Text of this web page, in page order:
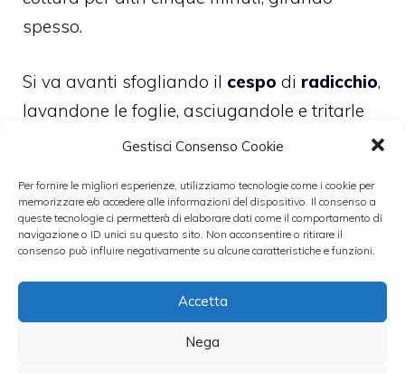
Gestisci Consenso Cookie
Per fornire le migliori esperienze, utilizziamo tecnologie come i cookie per
memorizzare e/o accedere alle informazioni del dispositivo. Il consenso a
queste tecnologie ci permetterà di elaborare dati come il comportamento di
navigazione o ID unici su questo sito. Non acconsentire o ritirare il
consenso può influire negativamente su alcune caratteristiche e funzioni.
Accetta
Nega
spesso.
Si va avanti sfogliando il cespo di radicchio,
lavandone le foglie, asciugandole e tritarle
Si procede poi con la cottura degli gnocchi in
abbondante acqua salata e, quando
vengono a galla, si ritirano con una ramina
forata in una pirofila unta con un filo d’olio.
Aggiungere lo stracchino a pezzetti, i funghi